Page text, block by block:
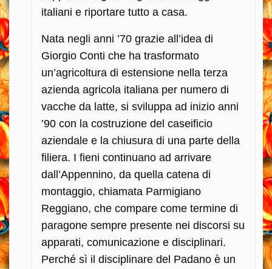
italiani e riportare tutto a casa.
Nata negli anni ’70 grazie all’idea di
Giorgio Conti che ha trasformato
un’agricoltura di estensione nella terza
azienda agricola italiana per numero di
vacche da latte, si sviluppa ad inizio anni
’90 con la costruzione del caseificio
aziendale e la chiusura di una parte della
filiera. I fieni continuano ad arrivare
dall’Appennino, da quella catena di
montaggio, chiamata Parmigiano
Reggiano, che compare come termine di
paragone sempre presente nei discorsi su
apparati, comunicazione e disciplinari.
Perché sì il disciplinare del Padano è un